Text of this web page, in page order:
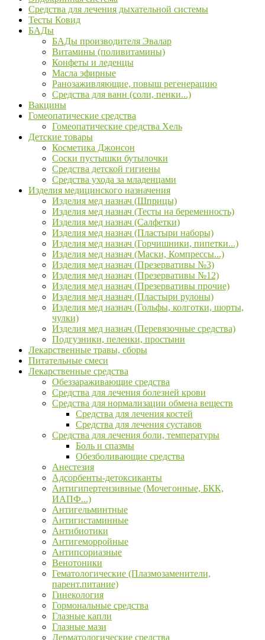
Средства для лечения дыхательной системы
Тесты Ковид
БАДы
БАДы производителя Эвалар
Витамины (поливитамины)
Конфеты и леденцы
Масла эфирные
Ранозаживляющие, повыш регенерацию
Средства для ванн (соли, пенки...)
Вакцины
Гомеопатические средства
Гомеопатические средства Хель
Детские товары
Косметика Джонсон
Соски пустышки бутылочки
Средства детской гигиены
Средства ухода за младенцами
Изделия медицинского назначения
Изделия мед назнач (Шприцы)
Изделия мед назнач (Тесты на беременность)
Изделия мед назнач (Салфетки)
Изделия мед назнач (Пластыри наборы)
Изделия мед назнач (Горчишники, пипетки...)
Изделия мед назнач (Маски, Компрессы...)
Изделия мед назнач (Презервативы №3)
Изделия мед назнач (Презервативы №12)
Изделия мед назнач (Презервативы прочие)
Изделия мед назнач (Пластыри рулоны)
Изделия мед назнач (Гольфы, колготки, шорты,
чулки)
Изделия мед назнач (Перевязочные средства)
Подгузники, пеленки, простыни
Лекарственные травы, сборы
Питательные смеси
Лекарственные средства
Обеззараживающие средства
Средства для лечения болезней крови
Средства для нормализации обмена веществ
Средства для лечения костей
Средства для лечения суставов
Средства для лечения боли, температуры
Боль и спазмы
Обезболивающие средства
Анестезия
Адсорбенты-детоксиканты
Антигипертензивные (Мочегонные, БКК,
ИАПФ...)
Антигельминтные
Антигистаминные
Антибиотики
Антигеморройные
Антипсориазные
Венотоники
Гематологические (Плазмозаменители,
парент.питание)
Гинекология
Гормональные средства
Глазные капли
Глазные мази
Дерматологические средства